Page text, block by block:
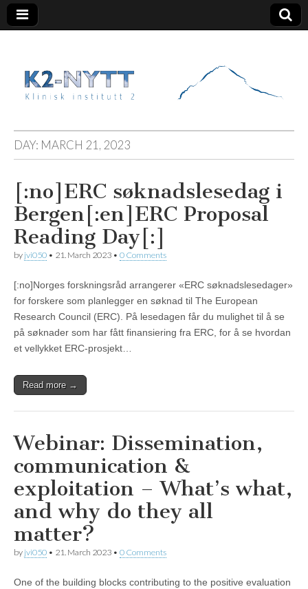
K2 Nytt
DAY: MARCH 21, 2023
[:no]ERC søknadslesedag i
Bergen[:en]ERC Proposal
Reading Day[:]
by jvi050 • 21. March 2023 • 0 Comments
[:no]Norges forskningsråd arrangerer «ERC søknadslesedager»
for forskere som planlegger en søknad til The European
Research Council (ERC). På lesedagen får du mulighet til å se
på søknader som har fått finansiering fra ERC, for å se hvordan
et vellykket ERC-prosjekt…
Read more →
Webinar: Dissemination,
communication &
exploitation – What’s what,
and why do they all
matter?
by jvi050 • 21. March 2023 • 0 Comments
One of the building blocks contributing to the positive evaluation